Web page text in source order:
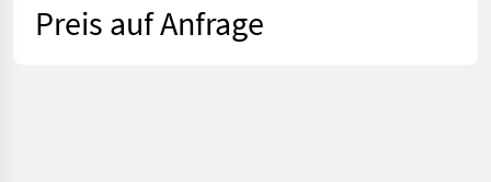
Preis auf Anfrage